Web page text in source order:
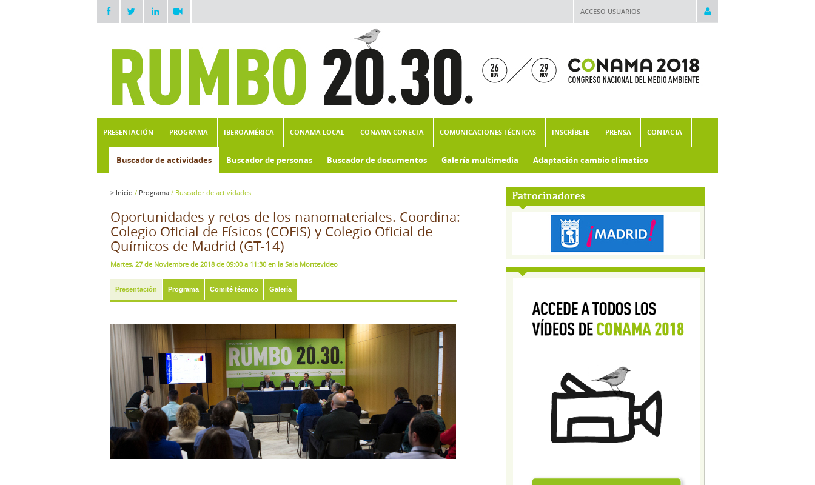
ACCESO USUARIOS
PRESENTACIÓN PROGRAMA IBEROAMÉRICA CONAMA LOCAL CONAMA CONECTA COMUNICACIONES TÉCNICAS INSCRÍBETE PRENSA CONTACTA
Buscador de actividades Buscador de personas Buscador de documentos Galería multimedia Adaptación cambio climatico
Patrocinadores
> Inicio / Programa / Buscador de actividades
Oportunidades y retos de los nanomateriales. Coordina:
Colegio Oficial de Físicos (COFIS) y Colegio Oficial de
Químicos de Madrid (GT-14)
Martes, 27 de Noviembre de 2018 de 09:00 a 11:30 en la Sala Montevideo
Presentación Programa Comité técnico Galería